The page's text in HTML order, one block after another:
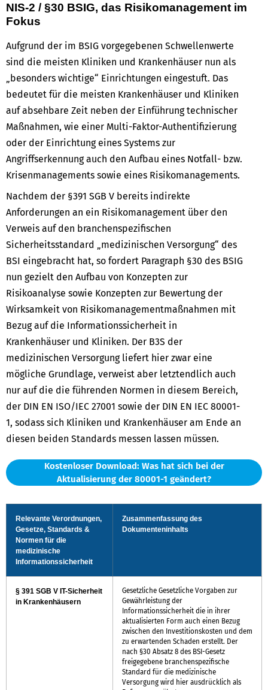
NIS-2 / §30 BSIG, das Risikomanagement im
Fokus
Aufgrund der im BSIG vorgegebenen Schwellenwerte
sind die meisten Kliniken und Krankenhäuser nun als
„besonders wichtige“ Einrichtungen eingestuft. Das
bedeutet für die meisten Krankenhäuser und Kliniken
auf absehbare Zeit neben der Einführung technischer
Maßnahmen, wie einer Multi-Faktor-Authentifizierung
oder der Einrichtung eines Systems zur
Angriffserkennung auch den Aufbau eines Notfall- bzw.
Krisenmanagements sowie eines Risikomanagements.
Nachdem der §391 SGB V bereits indirekte
Anforderungen an ein Risikomanagement über den
Verweis auf den branchenspezifischen
Sicherheitsstandard „medizinischen Versorgung“ des
BSI eingebracht hat, so fordert Paragraph §30 des BSIG
nun gezielt den Aufbau von Konzepten zur
Risikoanalyse sowie Konzepten zur Bewertung der
Wirksamkeit von Risikomanagementmaßnahmen mit
Bezug auf die Informationssicherheit in
Krankenhäuser und Kliniken. Der B3S der
medizinischen Versorgung liefert hier zwar eine
mögliche Grundlage, verweist aber letztendlich auch
nur auf die die führenden Normen in diesem Bereich,
der DIN EN ISO/IEC 27001 sowie der DIN EN IEC 80001-
1, sodass sich Kliniken und Krankenhäuser am Ende an
diesen beiden Standards messen lassen müssen.
Kostenloser Download: Was hat sich bei der
Aktualisierung der 80001-1 geändert?
Relevante Verordnungen,
Gesetze, Standards &
Normen für die
medizinische
Informationssicherheit
Zusammenfassung des
Dokumenteninhalts
§ 391 SGB V IT-Sicherheit
in Krankenhäusern
Gesetzliche Gesetzliche Vorgaben zur
Gewährleistung der
Informationssicherheit die in ihrer
aktualisierten Form auch einen Bezug
zwischen den Investitionskosten und dem
zu erwartenden Schaden erstellt. Der
nach §30 Absatz 8 des BSI-Gesetz
freigegebene branchenspezifische
Standard für die medizinische
Versorgung wird hier ausdrücklich als